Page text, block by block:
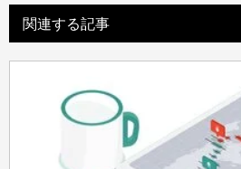
関連する記事